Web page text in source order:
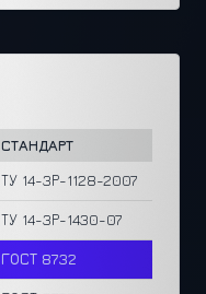
СТАНДАРТ
ТУ 14-3Р-1128-2007
ТУ 14-3Р-1430-07
ГОСТ 8732